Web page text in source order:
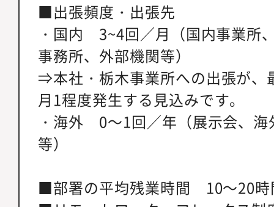
■出張頻度・出張先
・国内 3~4回／月（国内事業所
事務所、外部機関等）
⇒本社・栃木事業所への出張が、
月1程度発生する見込みです。
・海外 0～1回／年（展示会、海
等）
■部署の平均残業時間 10～20時